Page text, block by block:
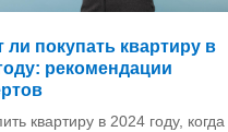
ли покупать квартиру в
рекомендации
квартиру в 2024 году, когда